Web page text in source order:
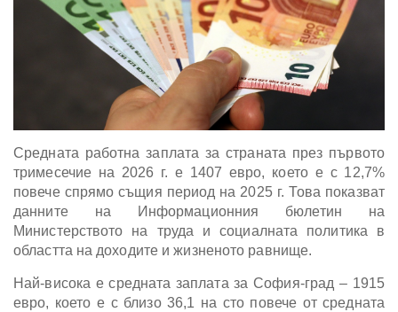
Средната работна заплата за страната през първото
тримесечие на 2026 г. е 1407 евро, което е с 12,7%
повече спрямо същия период на 2025 г. Това показват
данните на Информационния бюлетин на
Министерството на труда и социалната политика в
областта на доходите и жизненото равнище.
Най-висока е средната заплата за София-град – 1915
евро, което е с близо 36,1 на сто повече от средната